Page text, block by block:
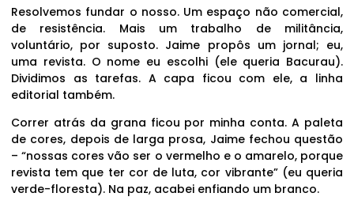
Resolvemos fundar o nosso. Um espaço não comercial,
de resistência. Mais um trabalho de militância,
voluntário, por suposto. Jaime propôs um jornal; eu,
uma revista. O nome eu escolhi (ele queria Bacurau).
Dividimos as tarefas. A capa ficou com ele, a linha
editorial também.
Correr atrás da grana ficou por minha conta. A paleta
de cores, depois de larga prosa, Jaime fechou questão
– “nossas cores vão ser o vermelho e o amarelo, porque
revista tem que ter cor de luta, cor vibrante” (eu queria
verde-floresta). Na paz, acabei enfiando um branco.